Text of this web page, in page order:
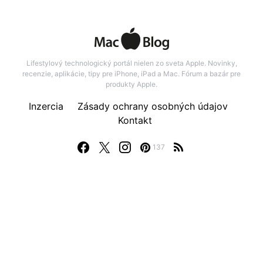
Lifestylový technologický portál nielen zo sveta Apple. Novinky,
recenzie, aplikácie, tipy pre iPhone, iPad a Mac. Fórum a bazár pre
produkty Apple.
137
Inzercia
Zásady ochrany osobných údajov
Kontakt